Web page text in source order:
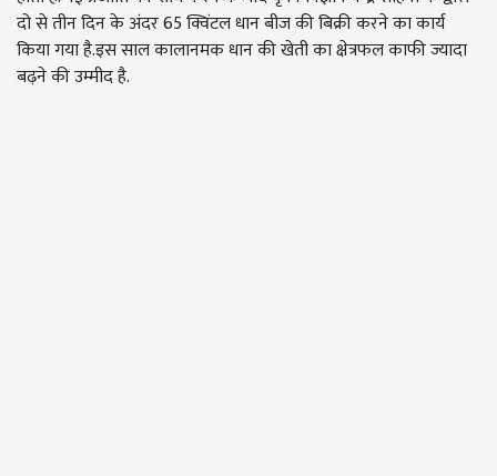
दो से तीन दिन के अंदर 65 क्विंटल धान बीज की बिक्री करने का कार्य
किया गया है.इस साल कालानमक धान की खेती का क्षेत्रफल काफी ज्यादा
बढ़ने की उम्मीद है.